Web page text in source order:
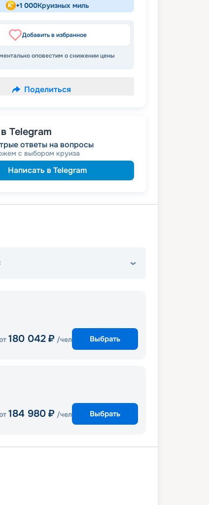
+1 000Круизных миль
Добавить в избранное
оповестим о снижении цены
Поделиться
Telegram
ответы на вопросы
с выбором круиза
Написать в Telegram
180 042 ₽ /чел Выбрать
184 980 ₽ /чел Выбрать